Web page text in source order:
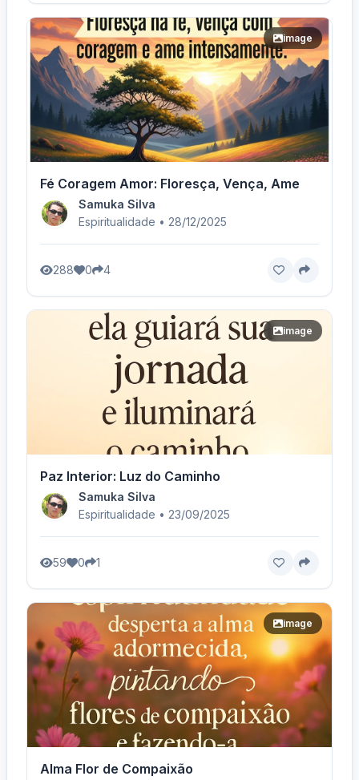
image
Fé Coragem Amor: Floresça, Vença, Ame
Samuka Silva
Espiritualidade • 28/12/2025
288 0 4
image
Paz Interior: Luz do Caminho
Samuka Silva
Espiritualidade • 23/09/2025
59 0 1
image
Alma Flor de Compaixão